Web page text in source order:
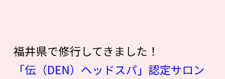
福井県で修行してきました！
「伝（DEN）ヘッドスパ」認定サロン